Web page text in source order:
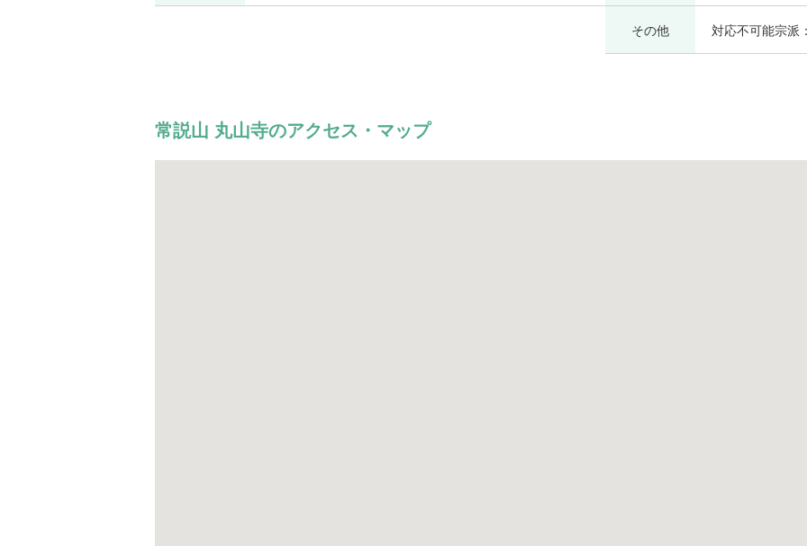
その他 対応不可能宗派
常説山 丸山寺のアクセス・マップ